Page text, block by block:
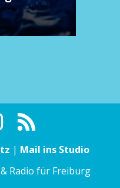
| Mail ins Studio
Radio für Freiburg